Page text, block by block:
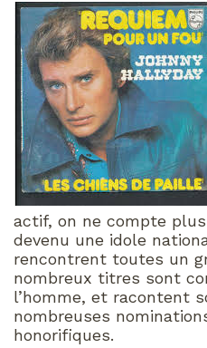
actif, on ne compte
devenu une idole
rencontrent toutes un
nombreux titres sont
l’homme, et racontent
nombreuses
honorifiques.